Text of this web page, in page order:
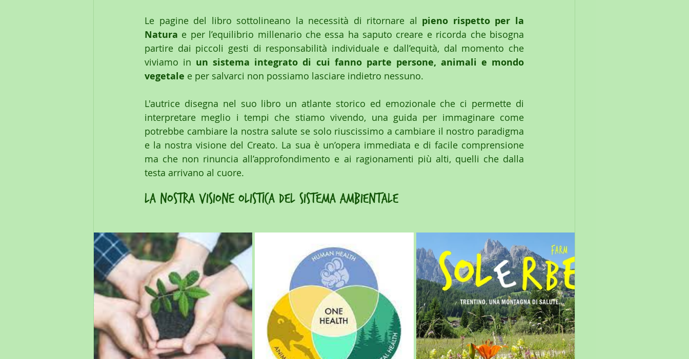
Le pagine del libro sottolineano la necessità di ritornare al pieno rispetto per la
Natura e per l’equilibrio millenario che essa ha saputo creare e ricorda che bisogna
partire dai piccoli gesti di responsabilità individuale e dall’equità, dal momento che
viviamo in un sistema integrato di cui fanno parte persone, animali e mondo
vegetale e per salvarci non possiamo lasciare indietro nessuno.
L'autrice disegna nel suo libro un atlante storico ed emozionale che ci permette di
interpretare meglio i tempi che stiamo vivendo, una guida per immaginare come
potrebbe cambiare la nostra salute se solo riuscissimo a cambiare il nostro paradigma
e la nostra visione del Creato. La sua è un’opera immediata e di facile comprensione
ma che non rinuncia all’approfondimento e ai ragionamenti più alti, quelli che dalla
testa arrivano al cuore.
la nostra visione olistica del sistema ambientale